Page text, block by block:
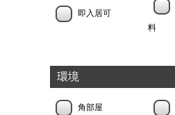
即入居可
料
環境
角部屋